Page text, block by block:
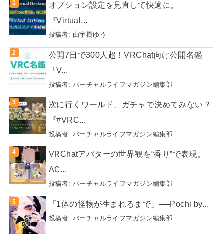
オプション設定を見直して快適に。
『Virtual...
投稿者: 由宇樹ゆう
公開7日で300人超！VRChat向け公開名鑑
「V...
投稿者: バーチャルライフマガジン編集部
次に行くワールド、ガチャで決めてみない？
『#VRC...
投稿者: バーチャルライフマガジン編集部
VRChatアバターの世界観を“香り”で表現。
AC...
投稿者: バーチャルライフマガジン編集部
「1体の怪物が生まれるまで」──Pochi by...
投稿者: バーチャルライフマガジン編集部